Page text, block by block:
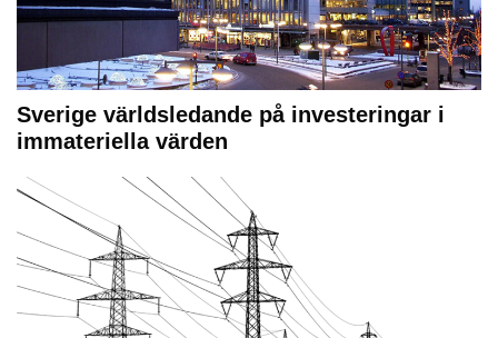
Sverige världsledande på investeringar i
immateriella värden